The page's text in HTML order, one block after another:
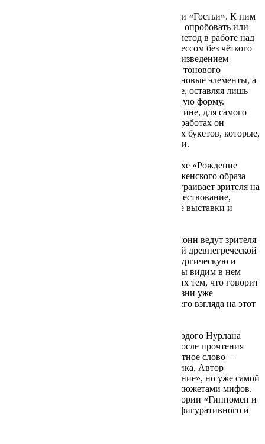
Начните свое знакомство с работами с серии «Гостьи». К ним
он обращается, когда нужно поразмышлять, опробовать или
отточить цветовое сочетание. Творческий метод в работе над
серией – это внимательное увлечение процессом без чёткого
представления о результате. Работа над произведением
заключается в поиске нужного цветового и тонового
напряжения. Автор не стремится добавить новые элементы, а
наоборот, последовательно отсекает лишнее, оставляя лишь
самую звонкую линию, самую выразительную форму.
Женский образ, который проявляется в картине, для самого
автора всегда непредсказуем. В некоторых работах он
трансформируется в композиции цветочных букетов, которые,
в свою очередь, могут тяготеть к абстракции.
В зале напротив в монументальном триптихе «Рождение
Адониса», «Дефиле» и «Равновесие» тема женского образа
соединяется с греческой мифологией и настраивает зрителя на
плавное погружение в мифологическое повествование,
приближая зрителя к главной проблематике выставки и
Черно-белые «Менады» через анфиладу колонн ведут зрителя
в дальний зал, уже полностью посвященный древнегреческой
мифологии. Он представляет собой драматургическую и
сюжетную кульминацию всей выставки. Мы видим в нем
симбиотическое соединение всех творческих тем, что говорит
нам о зрелости философского подхода к жизни уже
состоявшегося художника и уникальности его взгляда на этот
Древнегреческая мифология захватила молодого Нурлана
Тайирова еще в студенческие годы, сразу после прочтения
«Метаморфоз» Овидия. Погружение в печатное слово –
важный интеллектуальный акт для художника. Автор
призывает зрителя тоже погрузиться в «чтение», но уже самой
выставки, наслаждаясь монументальными сюжетами мифов.
В этом зале вы увидите интерпретации истории «Гиппомен и
Аталанта» в диапазоне от абстрактного до фигуративного и